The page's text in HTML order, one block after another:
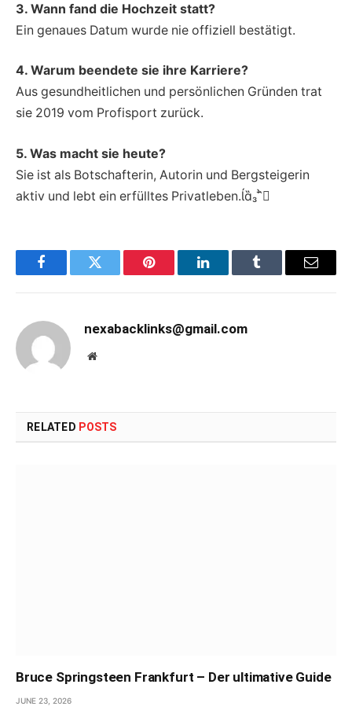
3. Wann fand die Hochzeit statt?
Ein genaues Datum wurde nie offiziell bestätigt.
4. Warum beendete sie ihre Karriere?
Aus gesundheitlichen und persönlichen Gründen trat
sie 2019 vom Profisport zurück.
5. Was macht sie heute?
Sie ist als Botschafterin, Autorin und Bergsteigerin
aktiv und lebt ein erfülltes Privatleben.
FacebookTwitter Pinterest LinkedInTumblr Email
nexabacklinks@gmail.com
Website
RELATED POSTS
Bruce Springsteen Frankfurt – Der ultimative Guide
JUNE 23, 2026